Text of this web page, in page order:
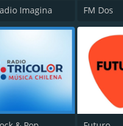
Imagina FM Dos